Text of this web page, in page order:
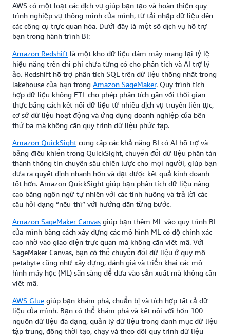
AWS có một loạt các dịch vụ giúp bạn tạo và hoàn thiện quy
trình nghiệp vụ thông minh của mình, từ tải nhập dữ liệu đến
các công cụ trực quan hóa. Dưới đây là một số dịch vụ hỗ trợ
bạn trong hành trình BI:
Amazon Redshift là một kho dữ liệu đám mây mang lại tỷ lệ
hiệu năng trên chi phí chưa từng có cho phân tích và AI trợ lý
ảo. Redshift hỗ trợ phân tích SQL trên dữ liệu thống nhất trong
lakehouse của bạn trong Amazon SageMaker. Quy trình tích
hợp dữ liệu không ETL cho phép phân tích gần với thời gian
thực bằng cách kết nối dữ liệu từ nhiều dịch vụ truyền liên tục,
cơ sở dữ liệu hoạt động và ứng dụng doanh nghiệp của bên
thứ ba mà không cần quy trình dữ liệu phức tạp.
Amazon QuickSight cung cấp các khả năng BI có AI hỗ trợ và
bảng điều khiển trong QuickSight, chuyển đổi dữ liệu phân tán
thành thông tin chuyên sâu chiến lược cho mọi người, giúp bạn
đưa ra quyết định nhanh hơn và đạt được kết quả kinh doanh
tốt hơn. Amazon QuickSight giúp bạn phân tích dữ liệu nâng
cao bằng ngôn ngữ tự nhiên với các tình huống và trả lời các
câu hỏi dạng “nếu-thì” với hướng dẫn từng bước.
Amazon SageMaker Canvas giúp bạn thêm ML vào quy trình BI
của mình bằng cách xây dựng các mô hình ML có độ chính xác
cao nhờ vào giao diện trực quan mà không cần viết mã. Với
SageMaker Canvas, bạn có thể chuyển đổi dữ liệu ở quy mô
petabyte cũng như xây dựng, đánh giá và triển khai các mô
hình máy học (ML) sẵn sàng để đưa vào sản xuất mà không cần
viết mã.
AWS Glue giúp bạn khám phá, chuẩn bị và tích hợp tất cả dữ
liệu của mình. Bạn có thể khám phá và kết nối với hơn 100
nguồn dữ liệu đa dạng, quản lý dữ liệu trong danh mục dữ liệu
tập trung, đồng thời tạo, chạy và theo dõi quy trình dữ liệu